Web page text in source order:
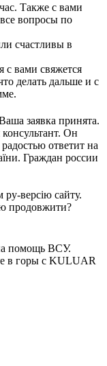
Также с вами
вопросы по
счастливы в
с вами свяжется
делать дальше и с
заявка принята.
Он
ответит на
Граждан россии
версію сайту.
продовжити?
помощь ВСУ.
в горы с KULUAR